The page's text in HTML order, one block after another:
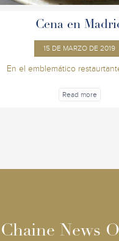
Cena en
15 DE MARZO DE 2019
En el emblemático
Read more
Chaine News
Chaine News